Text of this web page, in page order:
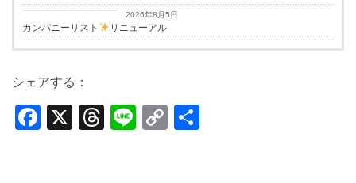
お知らせ
2026年8月5日
カンパニーリスト リニューアル
シェアする：
F
X
T
Li
C